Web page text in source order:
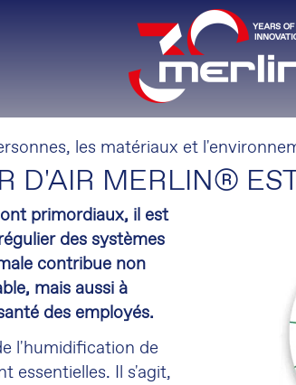
les matériaux et
D'AIR MERLIN®
primordiaux, il est
des systèmes
contribue non
mais aussi à
des employés.
l'humidification de
essentielles. Il s'agit,